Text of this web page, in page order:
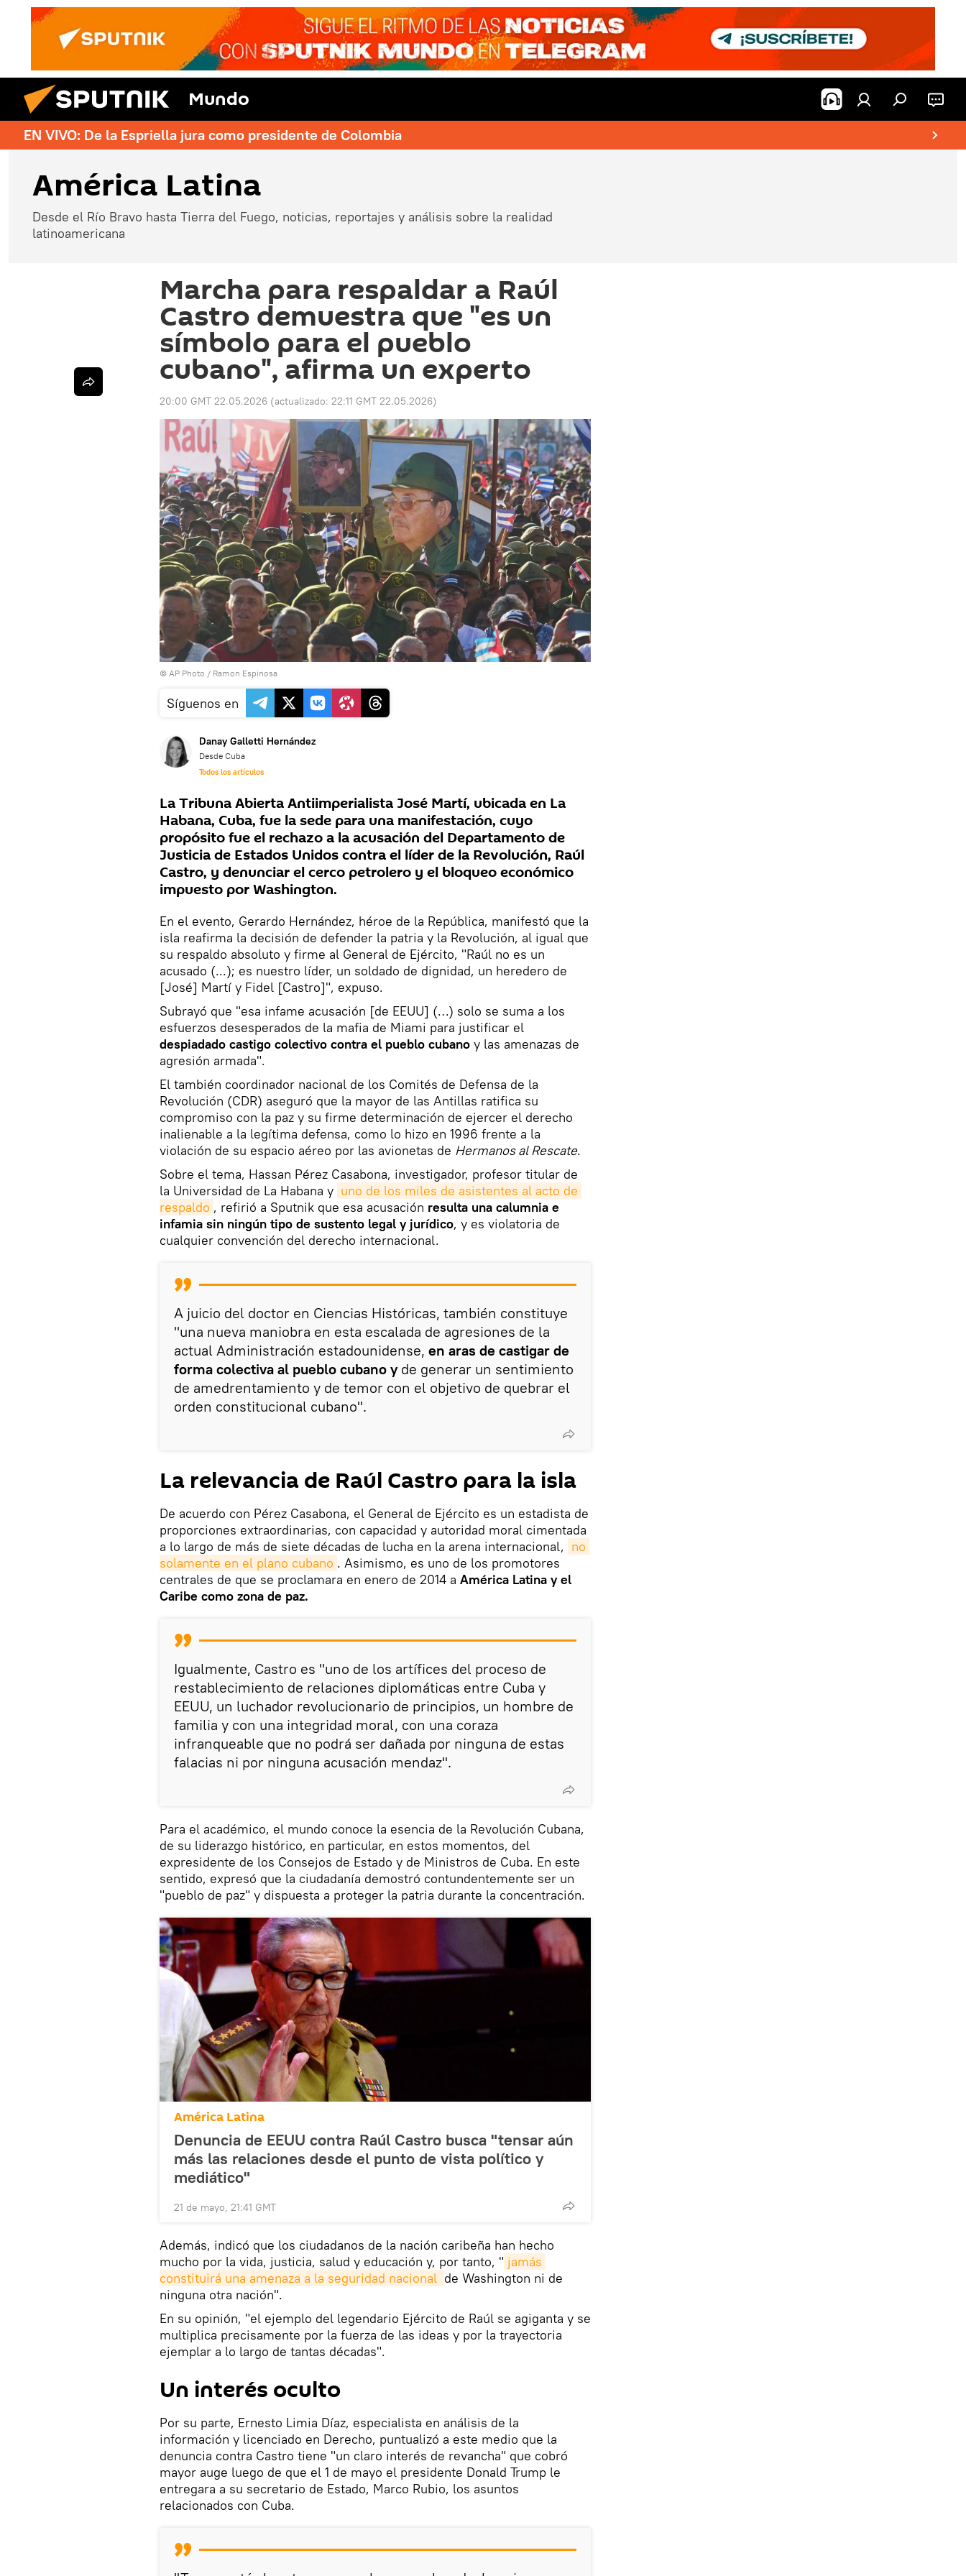
Mundo
EN VIVO: De la Espriella jura como presidente de Colombia
América Latina
Desde el Río Bravo hasta Tierra del Fuego, noticias, reportajes y análisis sobre la realidad
latinoamericana
Marcha para respaldar a Raúl
Castro demuestra que "es un
símbolo para el pueblo
cubano", afirma un experto
20:00 GMT 22.05.2026 (actualizado: 22:11 GMT 22.05.2026)
© AP Photo / Ramon Espinosa
Síguenos en
Danay Galletti Hernández
Desde Cuba
Todos los artículos
La Tribuna Abierta Antiimperialista José Martí, ubicada en La
Habana, Cuba, fue la sede para una manifestación, cuyo
propósito fue el rechazo a la acusación del Departamento de
Justicia de Estados Unidos contra el líder de la Revolución, Raúl
Castro, y denunciar el cerco petrolero y el bloqueo económico
impuesto por Washington.
En el evento, Gerardo Hernández, héroe de la República, manifestó que la
isla reafirma la decisión de defender la patria y la Revolución, al igual que
su respaldo absoluto y firme al General de Ejército, "Raúl no es un
acusado (...); es nuestro líder, un soldado de dignidad, un heredero de
[José] Martí y Fidel [Castro]", expuso.
Subrayó que "esa infame acusación [de EEUU] (…) solo se suma a los
esfuerzos desesperados de la mafia de Miami para justificar el
despiadado castigo colectivo contra el pueblo cubano y las amenazas de
agresión armada".
El también coordinador nacional de los Comités de Defensa de la
Revolución (CDR) aseguró que la mayor de las Antillas ratifica su
compromiso con la paz y su firme determinación de ejercer el derecho
inalienable a la legítima defensa, como lo hizo en 1996 frente a la
violación de su espacio aéreo por las avionetas de Hermanos al Rescate.
Sobre el tema, Hassan Pérez Casabona, investigador, profesor titular de
la Universidad de La Habana y uno de los miles de asistentes al acto de
respaldo , refirió a Sputnik que esa acusación resulta una calumnia e
infamia sin ningún tipo de sustento legal y jurídico, y es violatoria de
cualquier convención del derecho internacional.
A juicio del doctor en Ciencias Históricas, también constituye
"una nueva maniobra en esta escalada de agresiones de la
actual Administración estadounidense, en aras de castigar de
forma colectiva al pueblo cubano y de generar un sentimiento
de amedrentamiento y de temor con el objetivo de quebrar el
orden constitucional cubano".
La relevancia de Raúl Castro para la isla
De acuerdo con Pérez Casabona, el General de Ejército es un estadista de
proporciones extraordinarias, con capacidad y autoridad moral cimentada
a lo largo de más de siete décadas de lucha en la arena internacional, no
solamente en el plano cubano . Asimismo, es uno de los promotores
centrales de que se proclamara en enero de 2014 a América Latina y el
Caribe como zona de paz.
Igualmente, Castro es "uno de los artífices del proceso de
restablecimiento de relaciones diplomáticas entre Cuba y
EEUU, un luchador revolucionario de principios, un hombre de
familia y con una integridad moral, con una coraza
infranqueable que no podrá ser dañada por ninguna de estas
falacias ni por ninguna acusación mendaz".
Para el académico, el mundo conoce la esencia de la Revolución Cubana,
de su liderazgo histórico, en particular, en estos momentos, del
expresidente de los Consejos de Estado y de Ministros de Cuba. En este
sentido, expresó que la ciudadanía demostró contundentemente ser un
"pueblo de paz" y dispuesta a proteger la patria durante la concentración.
América Latina
Denuncia de EEUU contra Raúl Castro busca "tensar aún
más las relaciones desde el punto de vista político y
mediático"
21 de mayo, 21:41 GMT
Además, indicó que los ciudadanos de la nación caribeña han hecho
mucho por la vida, justicia, salud y educación y, por tanto, " jamás
constituirá una amenaza a la seguridad nacional de Washington ni de
ninguna otra nación".
En su opinión, "el ejemplo del legendario Ejército de Raúl se agiganta y se
multiplica precisamente por la fuerza de las ideas y por la trayectoria
ejemplar a lo largo de tantas décadas".
Un interés oculto
Por su parte, Ernesto Limia Díaz, especialista en análisis de la
información y licenciado en Derecho, puntualizó a este medio que la
denuncia contra Castro tiene "un claro interés de revancha" que cobró
mayor auge luego de que el 1 de mayo el presidente Donald Trump le
entregara a su secretario de Estado, Marco Rubio, los asuntos
relacionados con Cuba.